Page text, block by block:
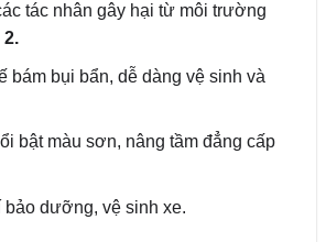
tác nhân gây hại từ môi trường
2.
bám bụi bẩn, dễ dàng vệ sinh và
bật màu sơn, nâng tầm đẳng cấp
dưỡng, vệ sinh xe.